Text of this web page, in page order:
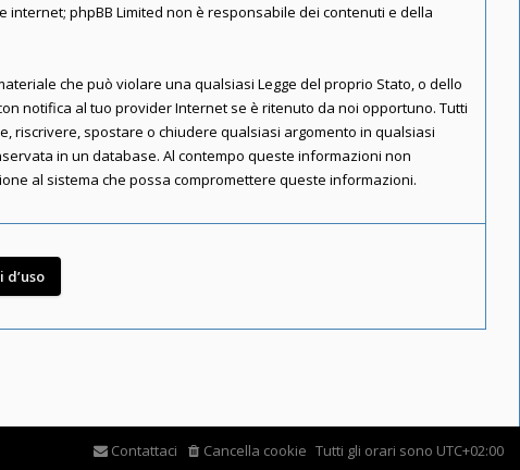
internet; phpBB Limited non è responsabile dei contenuti e della
che può violare una qualsiasi Legge del proprio Stato, o dello
notifica al tuo provider Internet se è ritenuto da noi opportuno. Tutti
riscrivere, spostare o chiudere qualsiasi argomento in qualsiasi
in un database. Al contempo queste informazioni non
al sistema che possa compromettere queste informazioni.
Tutti gli orari sono UTC+02:00
Cancella cookie
Contattaci